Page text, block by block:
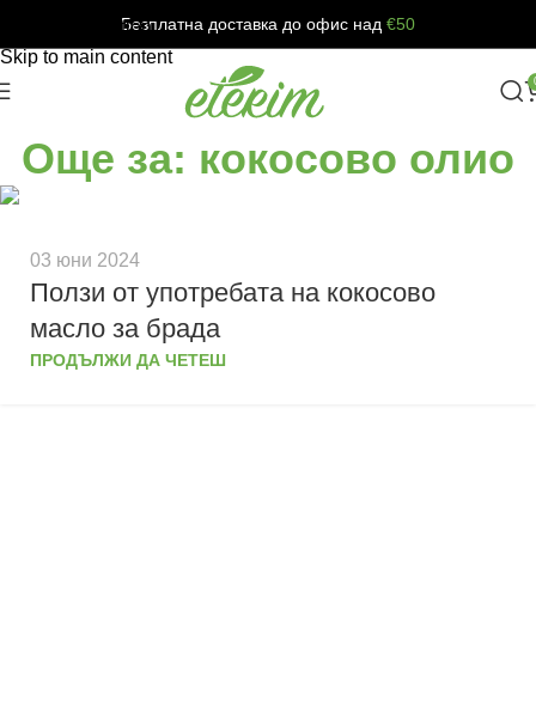
Skip to navigation
Skip to main content
Безплатна доставка до офис над €50
Още за: кокосово олио
03 юни 2024
Ползи от употребата на кокосово
масло за брада
ПРОДЪЛЖИ ДА ЧЕТЕШ